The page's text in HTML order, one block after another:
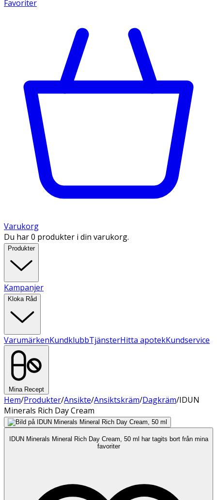
Favoriter
Varukorg
Du har 0 produkter i din varukorg.
Produkter
Kampanjer
Kloka Råd
VarumärkenKundklubbTjänsterHitta apotekKundservice
Mina Recept
Hem/Produkter/Ansikte/Ansiktskräm/Dagkräm/IDUN
Minerals Rich Day Cream
IDUN Minerals Mineral Rich Day Cream, 50 ml har tagits bort från mina
favoriter